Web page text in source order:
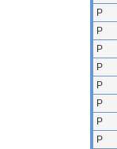
P
P
P
P
P
P
P
P